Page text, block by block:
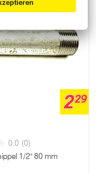
229
0.0 (0)
1/2" 80 mm